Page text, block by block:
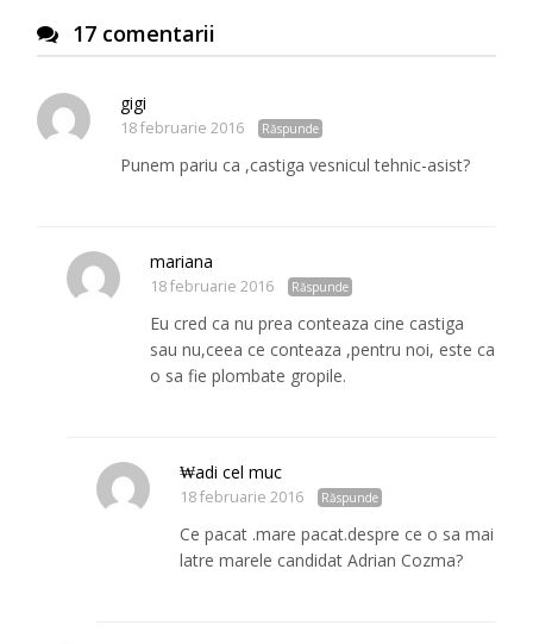
17 comentarii
gigi
18 februarie 2016 Răspunde
Punem pariu ca ,castiga vesnicul tehnic-asist?
mariana
18 februarie 2016 Răspunde
Eu cred ca nu prea conteaza cine castiga
sau nu,ceea ce conteaza ,pentru noi, este ca
o sa fie plombate gropile.
₩adi cel muc
18 februarie 2016 Răspunde
Ce pacat .mare pacat.despre ce o sa mai
latre marele candidat Adrian Cozma?